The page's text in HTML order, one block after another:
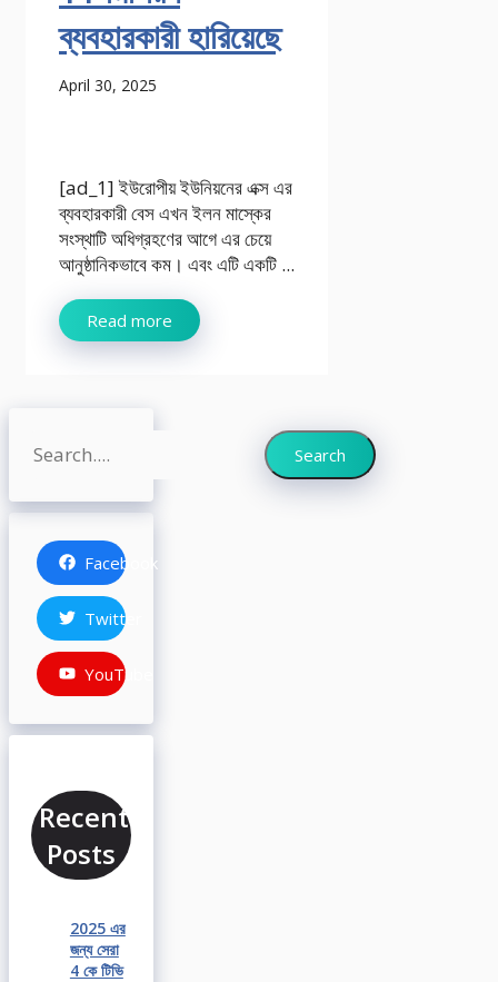
ব্যবহারকারী হারিয়েছে
April 30, 2025
[ad_1] ইউরোপীয় ইউনিয়নের এক্স এর
ব্যবহারকারী বেস এখন ইলন মাস্কের
সংস্থাটি অধিগ্রহণের আগে এর চেয়ে
আনুষ্ঠানিকভাবে কম। এবং এটি একটি ...
Read more
Search Search
Facebook
Twitter
YouTube
Recent
Posts
2025 এর
জন্য সেরা
4 কে টিভি